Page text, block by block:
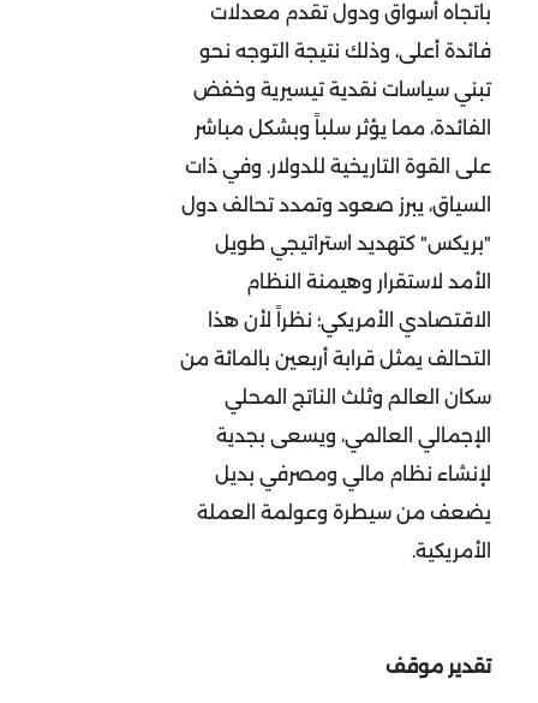
باتجاه أسواق ودول تقدم معدلات
فائدة أعلى، وذلك نتيجة التوجه نحو
تبني سياسات نقدية تيسيرية وخفض
الفائدة، مما يؤثر سلباً وبشكل مباشر
على القوة التاريخية للدولار. وفي ذات
السياق، يبرز صعود وتمدد تحالف دول
"بريكس" كتهديد استراتيجي طويل
الأمد لاستقرار وهيمنة النظام
الاقتصادي الأمريكي؛ نظراً لأن هذا
التحالف يمثل قرابة أربعين بالمائة من
سكان العالم وثلث الناتج المحلي
الإجمالي العالمي، ويسعى بجدية
لإنشاء نظام مالي ومصرفي بديل
يضعف من سيطرة وعولمة العملة
الأمريكية.
تقدير موقف